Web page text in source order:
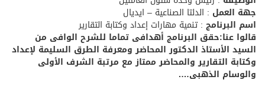
جهة العمل : الدلتا الصناعية – ايديال
اسم البرنامج : تنمية مهارات إعداد وكتابة التقارير
قالوا عنا:حقق البرنامج أهدافى تماما للشرح الوافى من
السيد الأستاذ الدكتور المحاضر ومعرفة الطرق السليمة لإعداد
وكتابة التقارير والمحاضر ممتاز مع مرتبة الشرف الأولى
والوسام الذهبى….